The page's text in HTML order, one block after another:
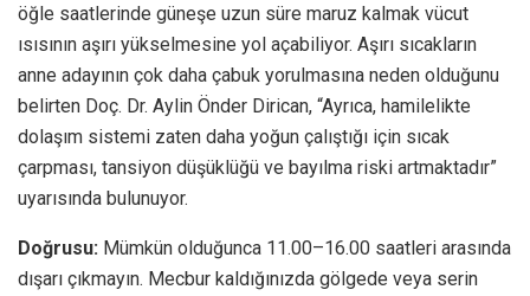
öğle saatlerinde güneşe uzun süre maruz kalmak vücut
ısısının aşırı yükselmesine yol açabiliyor. Aşırı sıcakların
anne adayının çok daha çabuk yorulmasına neden olduğunu
belirten Doç. Dr. Aylin Önder Dirican, “Ayrıca, hamilelikte
dolaşım sistemi zaten daha yoğun çalıştığı için sıcak
çarpması, tansiyon düşüklüğü ve bayılma riski artmaktadır”
uyarısında bulunuyor.
Doğrusu: Mümkün olduğunca 11.00–16.00 saatleri arasında
dışarı çıkmayın. Mecbur kaldığınızda gölgede veya serin